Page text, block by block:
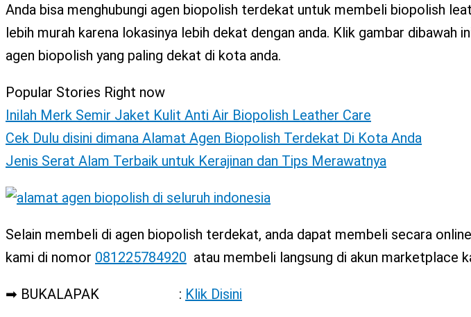
Anda bisa menghubungi agen biopolish terdekat untuk membeli biopolish
lebih murah karena lokasinya lebih dekat dengan anda. Klik gambar dibawah
agen biopolish yang paling dekat di kota anda.
Popular Stories Right now
Inilah Merk Semir Jaket Kulit Anti Air Biopolish Leather Care
Cek Dulu disini dimana Alamat Agen Biopolish Terdekat Di Kota Anda
Jenis Serat Alam Terbaik untuk Kerajinan dan Tips Merawatnya
Selain membeli di agen biopolish terdekat, anda dapat membeli secara
kami di nomor 081225784920 atau membeli langsung di akun marketplace
➡ BUKALAPAK : Klik Disini